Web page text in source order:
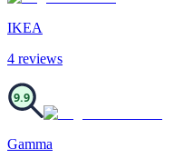
IKEA
4 reviews
9.9
Gamma